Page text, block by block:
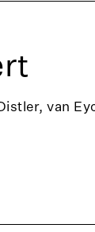
van